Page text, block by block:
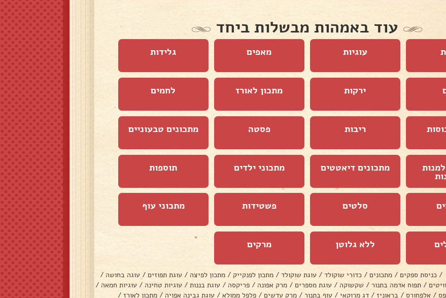
עוד באמהות מבשלות ביחד
עוגיות מאפים גלידות
ירקות מתכון לאורז לחמים
ריבות פסטה מתכונים טבעוניים
מתכונים דיאטטים מתכוני ילדים תוספות
סלטים פשטידות מתכוני עוף
ללא גלוטן מרקים
/ כניסת ספקים / מתכונים / כדורי שוקולד / עוגת שוקולד / מתכון לפנקייק / מתכון לפיצה / עוגת תפוזים / עוגה בחושה /
/ תפוח אדמה בתנור / שקשוקה / עוגת מספרים / מרק אפונה / פריקסה / עוגת בננות / עוגיות טחינה / עוגיות חמאה /
/ אלפחורס / בראוניז / דג מרוקאי / עוף בתנור / מרק עדשים / פלפל ממולא / עוגת גבינה אפויה / מתכון לאורז /